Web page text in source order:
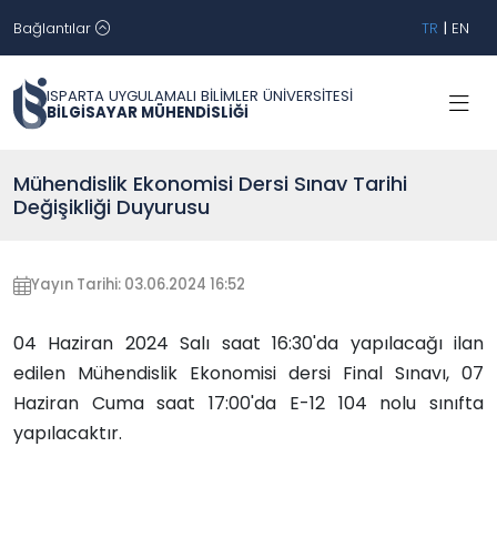
Bağlantılar TR | EN
ISPARTA UYGULAMALI BİLİMLER ÜNİVERSİTESİ
BİLGİSAYAR MÜHENDİSLİĞİ
Mühendislik Ekonomisi Dersi Sınav Tarihi
Değişikliği Duyurusu
Yayın Tarihi: 03.06.2024 16:52
04 Haziran 2024 Salı saat 16:30'da yapılacağı ilan
edilen Mühendislik Ekonomisi dersi Final Sınavı, 07
Haziran Cuma saat 17:00'da E-12 104 nolu sınıfta
yapılacaktır.